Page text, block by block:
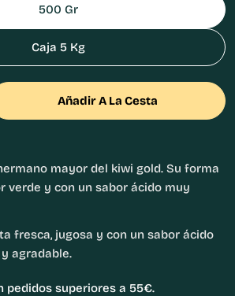
500 Gr
Caja 5 Kg
Para Kiwi Green Zespri
Cantidad Para Kiwi Green
Añadir A La Cesta
mayor del kiwi gold. Su forma
verde y con un sabor ácido muy
fresca, jugosa y con un sabor ácido
agradable.
pedidos superiores a 55€.